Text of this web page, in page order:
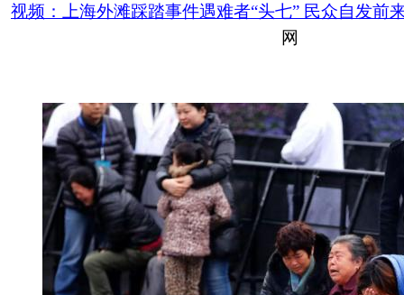
视频：上海外滩踩踏事件遇难者“头七” 民众自发前
网